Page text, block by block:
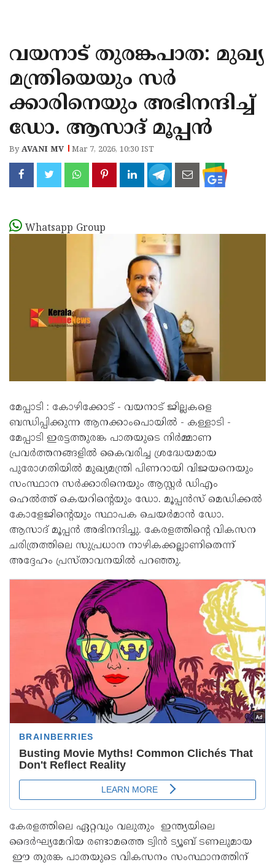
KANNUR
KASARAGOD
വയനാട് തുരങ്കപാത: മുഖ്യ
മന്ത്രിയെയും സർ
ക്കാരിനെയും അഭിനന്ദിച്ച്
ഡോ. ആസാദ് മൂപ്പൻ
ByAVANI MV Mar 7, 2026, 10:30 IST
Whatsapp Group
മേപ്പാടി : കോഴിക്കോട് - വയനാട് ജില്ലകളെ
ബന്ധിപ്പിക്കുന്ന ആനക്കാംപൊയിൽ - കള്ളാടി -
മേപ്പാടി ഇരട്ടത്തുരങ്ക പാതയുടെ നിർമ്മാണ
പ്രവർത്തനങ്ങളിൽ കൈവരിച്ച ശ്രദ്ധേയമായ
പുരോഗതിയിൽ മുഖ്യമന്ത്രി പിണറായി വിജയനെയും
സംസ്ഥാന സർക്കാരിനെയും ആസ്റ്റർ ഡിഎം
ഹെൽത്ത് കെയറിന്റെയും ഡോ. മൂപ്പൻസ് മെഡിക്കൽ
കോളേജിന്റെയും സ്ഥാപക ചെയർമാൻ ഡോ.
ആസാദ് മൂപ്പൻ അഭിനന്ദിച്ചു. കേരളത്തിന്റെ വികസന
ചരിത്രത്തിലെ സുപ്രധാന നാഴികക്കല്ലാണിതെന്ന്
അദ്ദേഹം പ്രസ്താവനയിൽ പറഞ്ഞു.
കേരളത്തിലെ ഏറ്റവും വലുതും ഇന്ത്യയിലെ
ദൈർഘ്യമേറിയ രണ്ടാമത്തെ ട്വിൻ ട്യൂബ് ടണലുമായ
ഈ തുരങ്ക പാതയുടെ വികസനം സംസ്ഥാനത്തിന്